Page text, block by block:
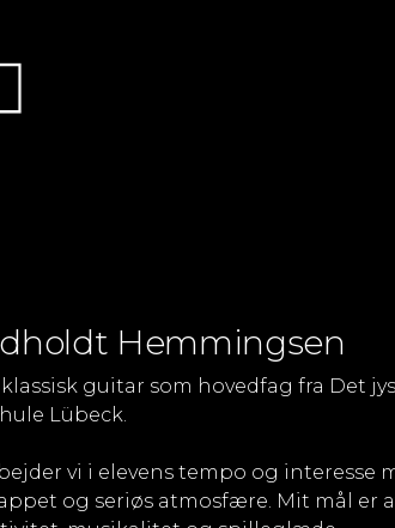
Hemmingsen
guitar som hovedfag fra Det
Lübeck.
vi i elevens tempo og interesse
og seriøs atmosfære. Mit mål er